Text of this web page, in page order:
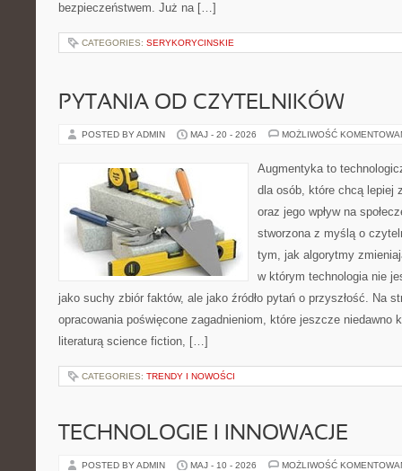
bezpieczeństwem. Już na […]
CATEGORIES: SERYKORYCINSKIE
PYTANIA OD CZYTELNIKÓW
POSTED BY ADMIN MAJ - 20 - 2026 MOŻLIWOŚĆ
Augmentyka to
dla osób, które chcą lepiej
oraz jego wpływ na
stworzona z myślą o
tym, jak algorytmy
w którym technologia nie
jako suchy zbiór faktów, ale jako źródło pytań o przyszłość. Na
opracowania poświęcone zagadnieniom, które jeszcze niedawno
literaturą science fiction, […]
CATEGORIES: TRENDY I NOWOŚCI
TECHNOLOGIE I INNOWACJE
POSTED BY ADMIN MAJ - 10 - 2026 MOŻLIWOŚĆ